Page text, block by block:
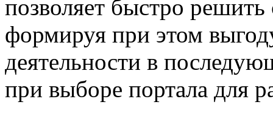
позволяет быстро решить
формируя при этом
деятельности в
при выборе портала для